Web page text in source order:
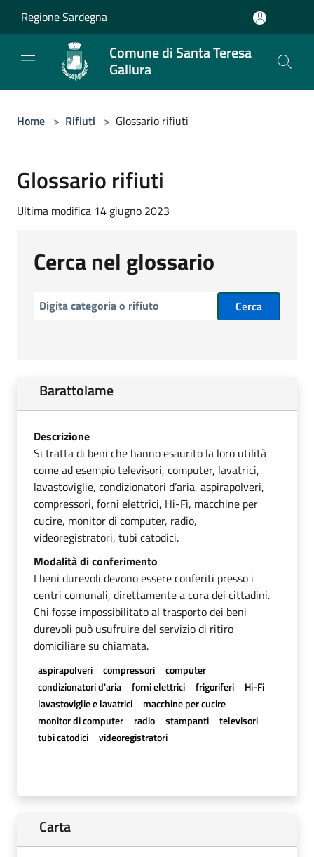
Regione Sardegna
Comune di Santa Teresa
Gallura
Home > Rifiuti > Glossario rifiuti
Glossario rifiuti
Ultima modifica 14 giugno 2023
Cerca nel glossario
Cerca
Barattolame
Descrizione
Si tratta di beni che hanno esaurito la loro utilità
come ad esempio televisori, computer, lavatrici,
lavastoviglie, condizionatori d’aria, aspirapolveri,
compressori, forni elettrici, Hi-Fi, macchine per
cucire, monitor di computer, radio,
videoregistratori, tubi catodici.
Modalità di conferimento
I beni durevoli devono essere conferiti presso i
centri comunali, direttamente a cura dei cittadini.
Chi fosse impossibilitato al trasporto dei beni
durevoli può usufruire del servizio di ritiro
domiciliare su chiamata.
aspirapolveri compressori
computer
condizionatori d'aria
forni elettrici frigoriferi
Hi-Fi
lavastoviglie e lavatrici
macchine per cucire
monitor di computer
radio stampanti
televisori
tubi catodici
videoregistratori
Carta